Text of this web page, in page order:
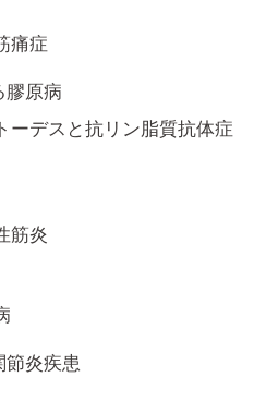
痛症
膠原病
ーデスと抗リン脂質抗体症
筋炎
節炎疾患